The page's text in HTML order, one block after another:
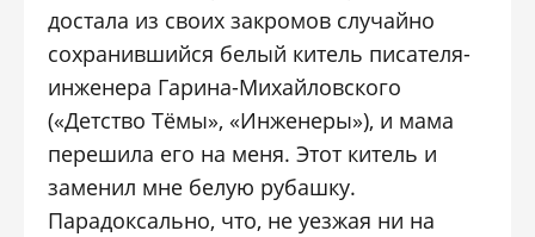
достала из своих закромов случайно
сохранившийся белый китель писателя-
инженера Гарина-Михайловского
(«Детство Тёмы», «Инженеры»), и мама
перешила его на меня. Этот китель и
заменил мне белую рубашку.
Парадоксально, что, не уезжая ни на